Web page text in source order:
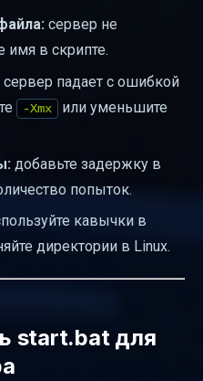
сервер не
имя в скрипте.
сервер падает с ошибкой
-Xmx
или уменьшите
добавьте задержку в
попыток.
кавычки в
директории в Linux.
start.bat для